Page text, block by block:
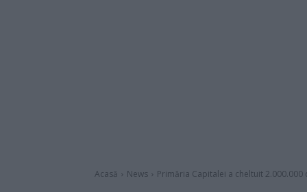
Acasă News Primăria Capitalei a cheltuit